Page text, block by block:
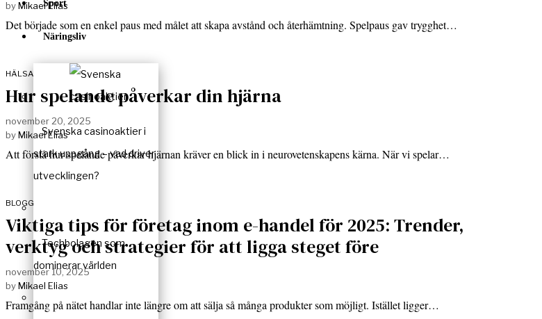
Sport
Näringsliv
Svenska casinoaktier i
stark uppgång – vad driver
utvecklingen?
Techbolagen som
dominerar världen
byMikael Elias
Det började som en enkel paus med målet att skapa avstånd och återhämtning. Spelpaus gav trygghet…
HÄLSA
Hur spelande påverkar din hjärna
november 20, 2025
byMikael Elias
Att förstå hur spelande påverkar hjärnan kräver en blick in i neurovetenskapens kärna. När vi spelar…
BLOGG
Viktiga tips för företag inom e-handel för 2025: Trender,
verktyg och strategier för att ligga steget före
november 10, 2025
byMikael Elias
Framgång på nätet handlar inte längre om att sälja så många produkter som möjligt. Istället ligger…